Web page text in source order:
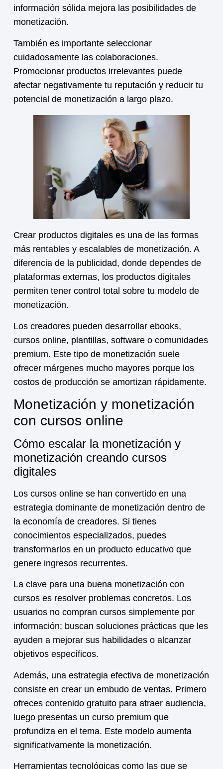
información sólida mejora las posibilidades de
monetización.
También es importante seleccionar
cuidadosamente las colaboraciones.
Promocionar productos irrelevantes puede
afectar negativamente tu reputación y reducir tu
potencial de monetización a largo plazo.
Crear productos digitales es una de las formas
más rentables y escalables de monetización. A
diferencia de la publicidad, donde dependes de
plataformas externas, los productos digitales
permiten tener control total sobre tu modelo de
monetización.
Los creadores pueden desarrollar ebooks,
cursos online, plantillas, software o comunidades
premium. Este tipo de monetización suele
ofrecer márgenes mucho mayores porque los
costos de producción se amortizan rápidamente.
Monetización y monetización
con cursos online
Cómo escalar la monetización y
monetización creando cursos
digitales
Los cursos online se han convertido en una
estrategia dominante de monetización dentro de
la economía de creadores. Si tienes
conocimientos especializados, puedes
transformarlos en un producto educativo que
genere ingresos recurrentes.
La clave para una buena monetización con
cursos es resolver problemas concretos. Los
usuarios no compran cursos simplemente por
información; buscan soluciones prácticas que les
ayuden a mejorar sus habilidades o alcanzar
objetivos específicos.
Además, una estrategia efectiva de monetización
consiste en crear un embudo de ventas. Primero
ofreces contenido gratuito para atraer audiencia,
luego presentas un curso premium que
profundiza en el tema. Este modelo aumenta
significativamente la monetización.
Herramientas tecnológicas como las que se